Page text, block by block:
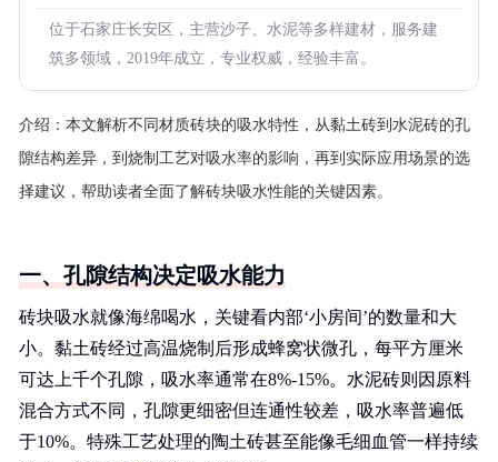
位于石家庄长安区，主营沙子、水泥等多样建材，服务建
筑多领域，2019年成立，专业权威，经验丰富。
介绍： 本文解析不同材质砖块的吸水特性，从黏土砖到水泥砖的孔
隙结构差异，到烧制工艺对吸水率的影响，再到实际应用场景的选
择建议，帮助读者全面了解砖块吸水性能的关键因素。
一、孔隙结构决定吸水能力
砖块吸水就像海绵喝水，关键看内部‘小房间’的数量和大
小。黏土砖经过高温烧制后形成蜂窝状微孔，每平方厘米
可达上千个孔隙，吸水率通常在8%-15%。水泥砖则因原料
混合方式不同，孔隙更细密但连通性较差，吸水率普遍低
于10%。特殊工艺处理的陶土砖甚至能像毛细血管一样持续